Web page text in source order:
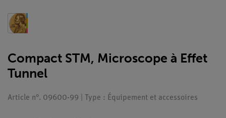
Compact STM, Microscope à Effet
Tunnel
Article n°. 09600-99 | Type : Équipement et accessoires